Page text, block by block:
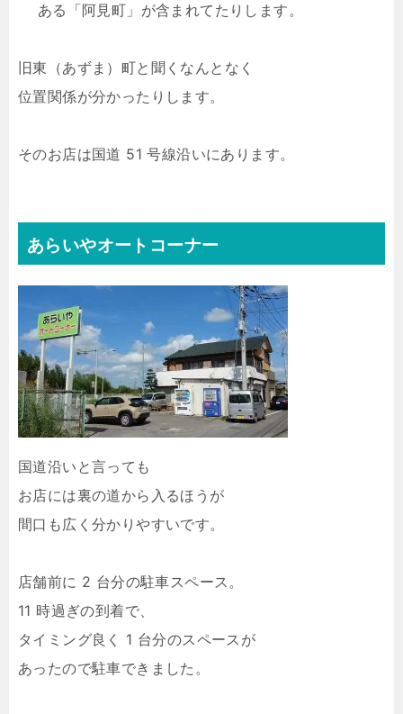
ある「阿見町」が含まれてたりします。
旧東（あずま）町と聞くなんとなく
位置関係が分かったりします。
そのお店は国道 51 号線沿いにあります。
あらいやオートコーナー
国道沿いと言っても
お店には裏の道から入るほうが
間口も広く分かりやすいです。
店舗前に 2 台分の駐車スペース。
11 時過ぎの到着で、
タイミング良く 1 台分のスペースが
あったので駐車できました。